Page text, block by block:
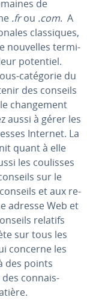
de
.frou .com. A
clas­siques,
nouvelles ter­mi­
potentiel.
catégorie du
des conseils
chan­ge­ment
aussi à gérer les
Internet. La
quant à elle
les coulisses
sur le
et aux re­
adresse Web et
relatifs
sur tous les
concerne les
des points
des con­nais­